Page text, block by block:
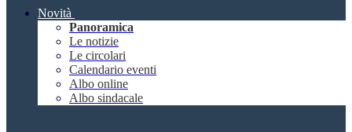
Novità
Panoramica
Le notizie
Le circolari
Calendario eventi
Albo online
Albo sindacale